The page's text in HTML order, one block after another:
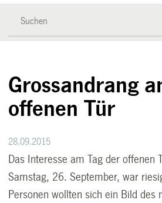
Grossandrang
offenen Tür
28.09.2015
Das Interesse am Tag der offenen
Samstag, 26. September, war
Personen wollten sich ein Bild des